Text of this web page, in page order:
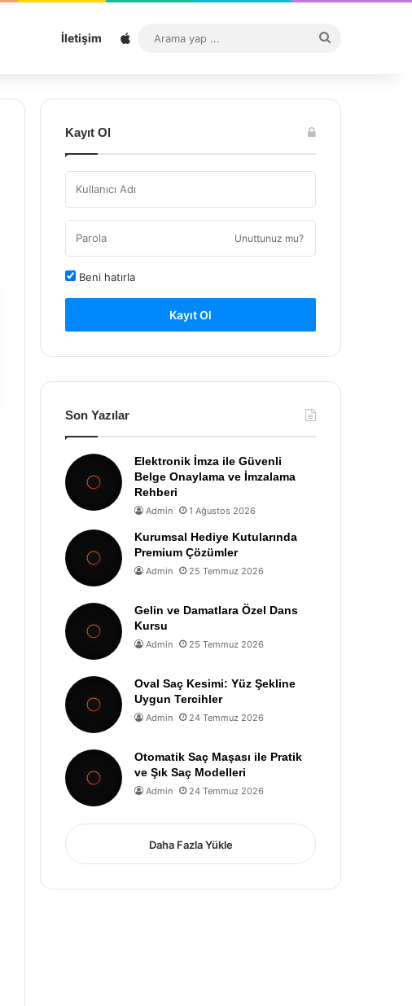
İletişim Sitemap
...
Kayıt Ol
Unuttunuz mu?
Beni hatırla
Kayıt Ol
Son Yazılar
Elektronik İmza ile Güvenli
Belge Onaylama ve İmzalama
Rehberi
Admin 1 Ağustos 2026
Kurumsal Hediye Kutularında
Premium Çözümler
Admin 25 Temmuz 2026
Gelin ve Damatlara Özel Dans
Kursu
Admin 25 Temmuz 2026
Oval Saç Kesimi: Yüz Şekline
Uygun Tercihler
Admin 24 Temmuz 2026
Otomatik Saç Maşası ile Pratik
ve Şık Saç Modelleri
Admin 24 Temmuz 2026
Daha Fazla Yükle